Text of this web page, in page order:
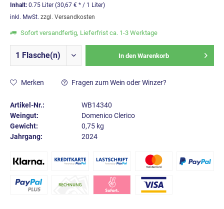
Inhalt: 0.75 Liter (30,67 € * / 1 Liter)
inkl. MwSt. zzgl. Versandkosten
Sofort versandfertig, Lieferfrist ca. 1-3 Werktage
In den Warenkorb
Merken Fragen zum Wein oder Winzer?
Artikel-Nr.:
WB14340
Weingut:
Domenico Clerico
Gewicht:
0,75 kg
Jahrgang:
2024